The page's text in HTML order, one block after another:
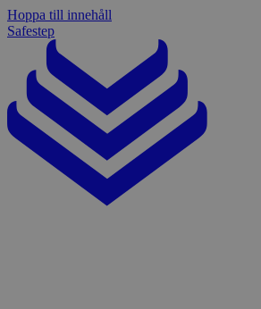
Hoppa till innehåll
Safestep